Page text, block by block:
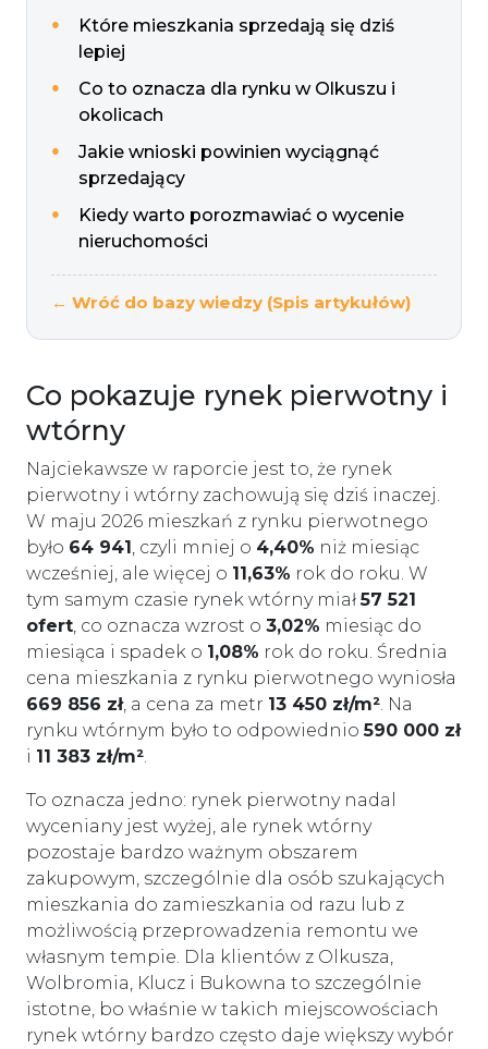
Które mieszkania sprzedają się dziś
lepiej
Co to oznacza dla rynku w Olkuszu i
okolicach
Jakie wnioski powinien wyciągnąć
sprzedający
Kiedy warto porozmawiać o wycenie
nieruchomości
← Wróć do bazy wiedzy (Spis artykułów)
Co pokazuje rynek pierwotny i
wtórny
Najciekawsze w raporcie jest to, że rynek
pierwotny i wtórny zachowują się dziś inaczej.
W maju 2026 mieszkań z rynku pierwotnego
było 64 941 , czyli mniej o 4,40% niż miesiąc
wcześniej, ale więcej o 11,63% rok do roku. W
tym samym czasie rynek wtórny miał57 521
ofert , co oznacza wzrost o 3,02% miesiąc do
miesiąca i spadek o 1,08% rok do roku. Średnia
cena mieszkania z rynku pierwotnego wyniosła
669 856 zł, a cena za metr 13 450 zł/m² . Na
rynku wtórnym było to odpowiednio590 000 zł
i 11 383 zł/m²
To oznacza jedno: rynek pierwotny nadal
wyceniany jest wyżej, ale rynek wtórny
pozostaje bardzo ważnym obszarem
zakupowym, szczególnie dla osób szukających
mieszkania do zamieszkania od razu lub z
możliwością przeprowadzenia remontu we
własnym tempie. Dla klientów z Olkusza,
Wolbromia, Klucz i Bukowna to szczególnie
istotne, bo właśnie w takich miejscowościach
rynek wtórny bardzo często daje większy wybór